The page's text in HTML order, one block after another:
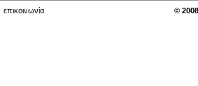
επικοινωνία ©